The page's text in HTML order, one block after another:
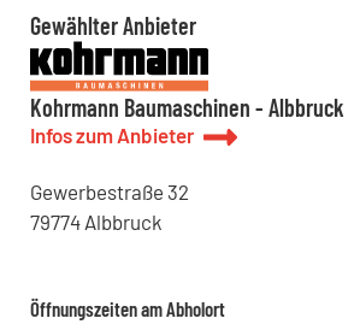
Kohrmann Baumaschinen - Karlsruhe
Pforzheimer Straße 31, 76227 - Karlsruhe , DE
Kohrmann Baumaschinen - Auggen
Am Bärenacker 4, 79424 - Auggen , DE
Kohrmann Baumaschinen - Dresden
Gewählter Anbieter
Kohrmann Baumaschinen - Albbruck
Infos zum Anbieter
Gewerbestraße 32
79774 Albbruck
Öffnungszeiten am Abholort